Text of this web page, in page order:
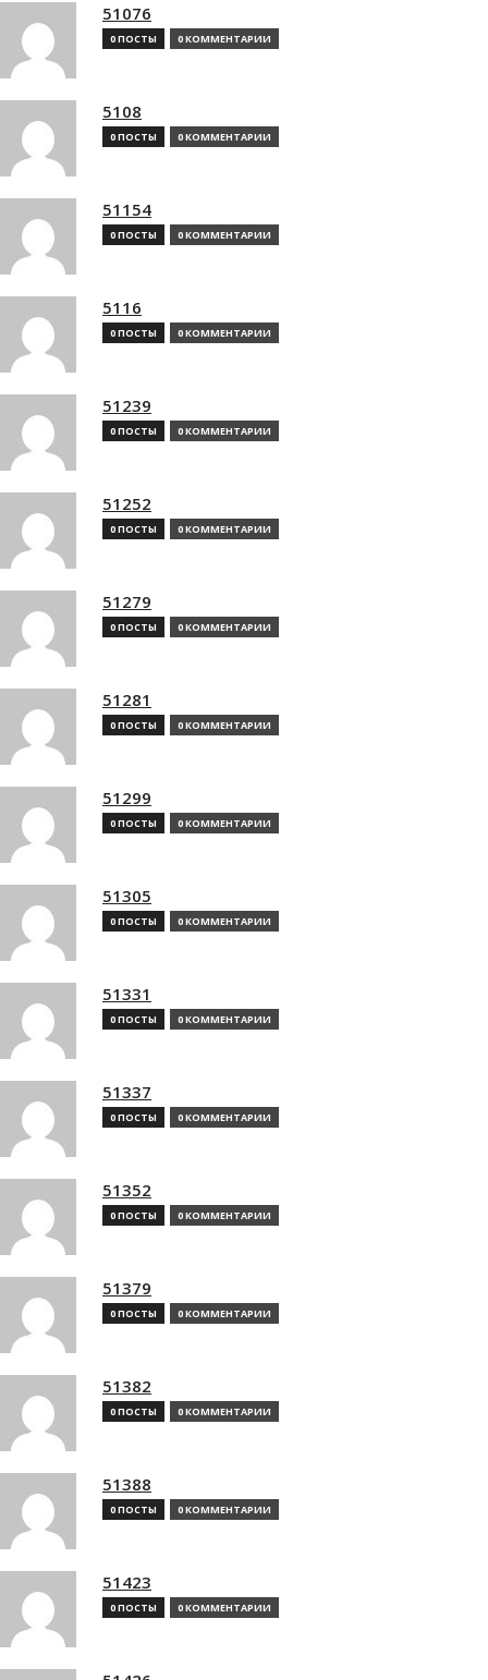
51076
0 ПОСТЫ 0 КОММЕНТАРИИ
5108
0 ПОСТЫ 0 КОММЕНТАРИИ
51154
0 ПОСТЫ 0 КОММЕНТАРИИ
5116
0 ПОСТЫ 0 КОММЕНТАРИИ
51239
0 ПОСТЫ 0 КОММЕНТАРИИ
51252
0 ПОСТЫ 0 КОММЕНТАРИИ
51279
0 ПОСТЫ 0 КОММЕНТАРИИ
51281
0 ПОСТЫ 0 КОММЕНТАРИИ
51299
0 ПОСТЫ 0 КОММЕНТАРИИ
51305
0 ПОСТЫ 0 КОММЕНТАРИИ
51331
0 ПОСТЫ 0 КОММЕНТАРИИ
51337
0 ПОСТЫ 0 КОММЕНТАРИИ
51352
0 ПОСТЫ 0 КОММЕНТАРИИ
51379
0 ПОСТЫ 0 КОММЕНТАРИИ
51382
0 ПОСТЫ 0 КОММЕНТАРИИ
51388
0 ПОСТЫ 0 КОММЕНТАРИИ
51423
0 ПОСТЫ 0 КОММЕНТАРИИ